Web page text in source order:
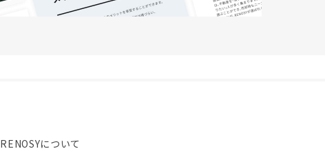
RENOSYについて